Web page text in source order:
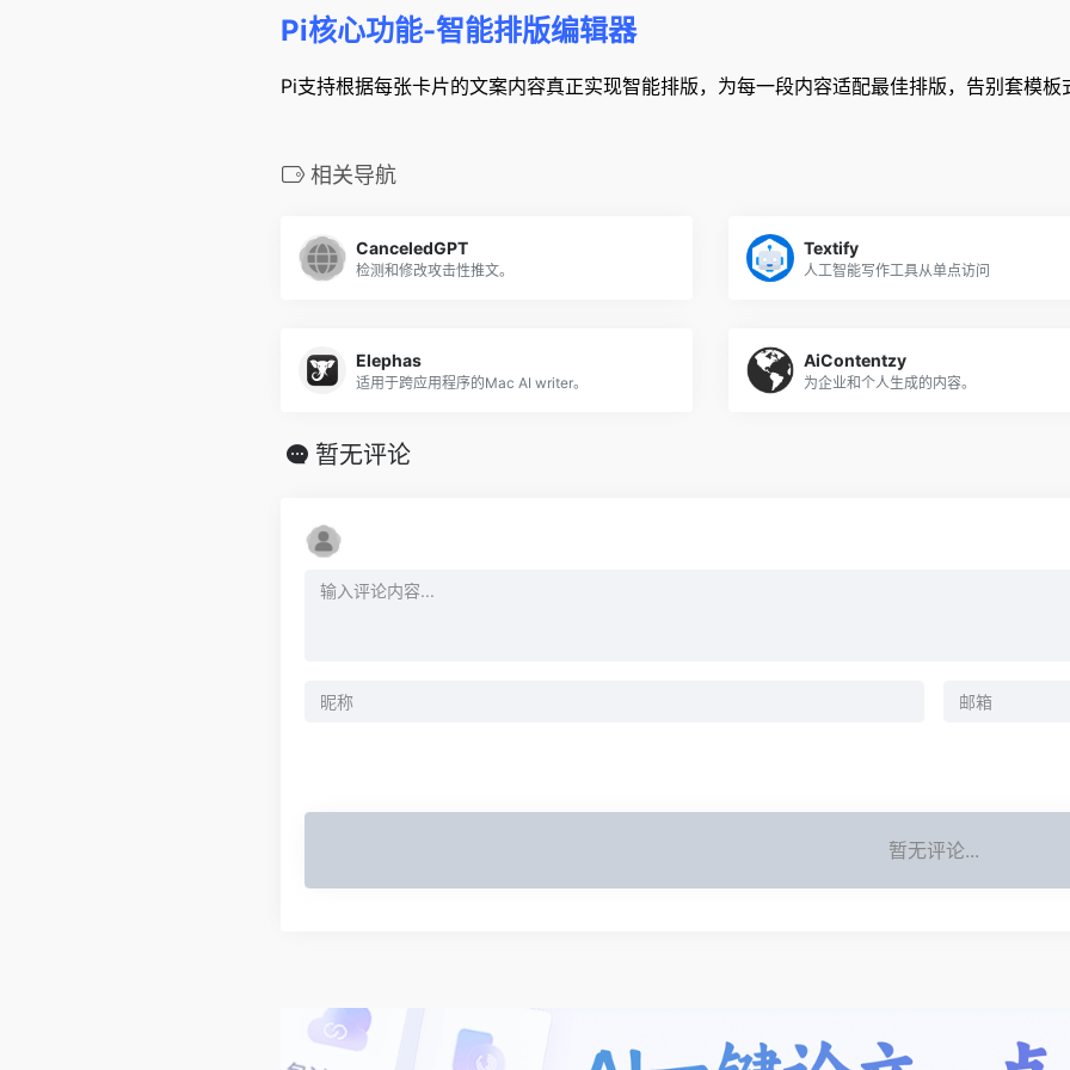
Pi核心功能-智能排版编辑器
Pi支持根据每张卡片的文案内容真正实现智能排版，为每一段内容适配最佳排版，告别套模板
相关导航
CanceledGPT
检测和修改攻击性推文。
Textify
人工智能写作工具从单点访问
Elephas
适用于跨应用程序的Mac AI writer。
AiContentzy
为企业和个人生成的内容。
暂无评论
暂无评论...